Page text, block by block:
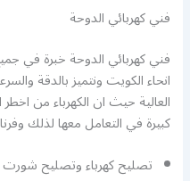
فني كهربائي الدوحة
فني كهربائي الدوحة خبرة في
انحاء الكويت ونتميز بالدقة
العالية حيث ان الكهرباء من
كبيرة في التعامل معها لذلك
تصليح كهرباء وتصليح شورت